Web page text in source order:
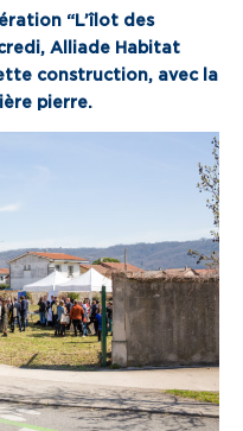
“L’îlot des
Alliade Habitat
construction, avec la
pierre.